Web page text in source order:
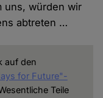
uns, würden wir
abtreten …
auf den
for Future"-
Teile